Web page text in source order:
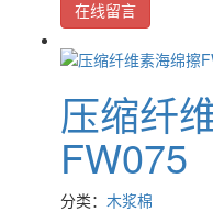
在线留言
压缩纤
FW075
分类： 木浆棉